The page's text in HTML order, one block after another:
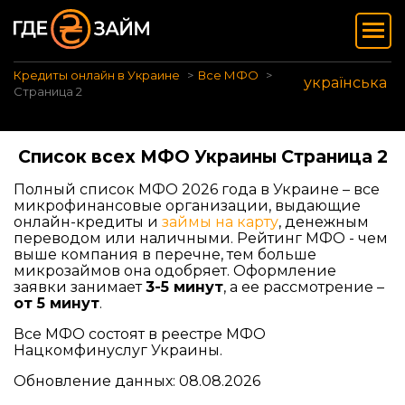
Кредиты онлайн в Украине
Все МФО
Страница 2
українська
Список всех МФО Украины Страница 2
Полный список МФО 2026 года в Украине – все
микрофинансовые организации, выдающие
онлайн-кредиты и займы на карту, денежным
переводом или наличными. Рейтинг МФО - чем
выше компания в перечне, тем больше
микрозаймов она одобряет. Оформление
заявки занимает3-5 минут, а ее рассмотрение –
от 5 минут.
Все МФО состоят в реестре МФО
Нацкомфинуслуг Украины.
Обновление данных: 08.08.2026